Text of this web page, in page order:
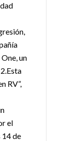
un
Esta
RV”,
el
14 de